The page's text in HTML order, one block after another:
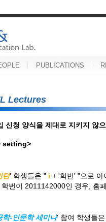
PUBLICATIONS
Lectures
신청 양식을 제대로 지키지 않
setting>
턴' 학생들은 " i + '학번' "으로
번이 2011142000인 경우, 홈
학-인문학 세미나' 참여 학생들